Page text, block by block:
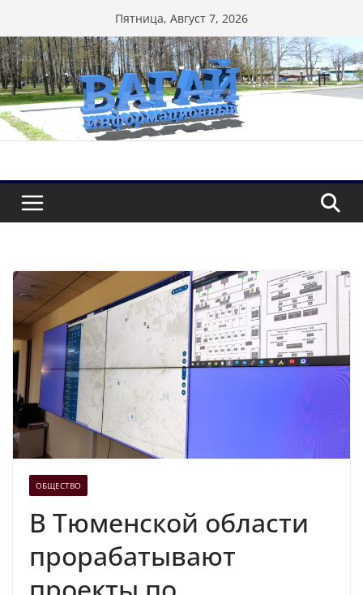
к
содержимому
Пятница, Август 7, 2026
ОБЩЕСТВО
В Тюменской области
прорабатывают